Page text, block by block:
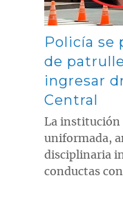
Policía se
de
ingresar
Central
La institución
uniformada,
disciplinaria
conductas